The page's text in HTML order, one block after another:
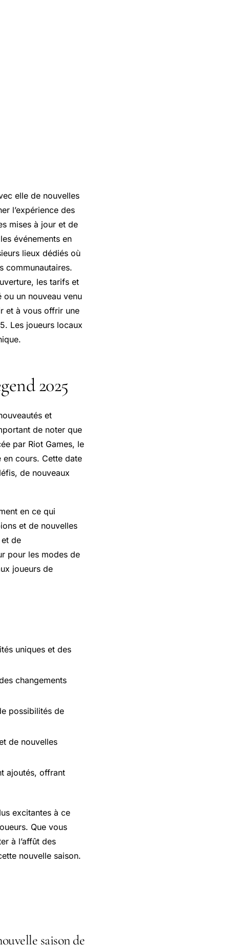
elle de nouvelles
l’expérience des
mises à jour et de
événements en
lieux dédiés où
communautaires.
les tarifs et
ou un nouveau venu
et à vous offrir une
Les joueurs locaux
2025
et
de noter que
par Riot Games, le
en cours. Cette date
de nouveaux
en ce qui
et de nouvelles
de
pour les modes de
joueurs de
uniques et des
changements
possibilités de
de nouvelles
ajoutés, offrant
excitantes à ce
Que vous
à l’affût des
nouvelle saison.
saison de